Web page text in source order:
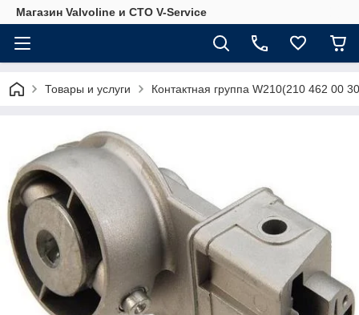
Магазин Valvoline и СТО V-Service
Товары и услуги Контактная группа W210(210 462 00